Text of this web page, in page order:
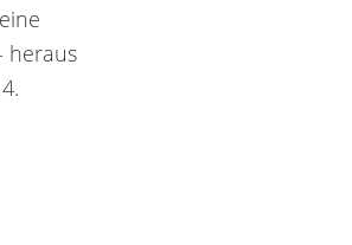
heraus